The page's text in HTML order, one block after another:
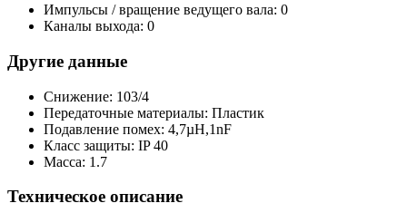
Импульсы / вращение ведущего вала: 0
Каналы выхода: 0
Другие данные
Снижение: 103/4
Передаточные материалы: Пластик
Подавление помех: 4,7µH,1nF
Класс защиты: IP 40
Масса: 1.7
Техническое описание